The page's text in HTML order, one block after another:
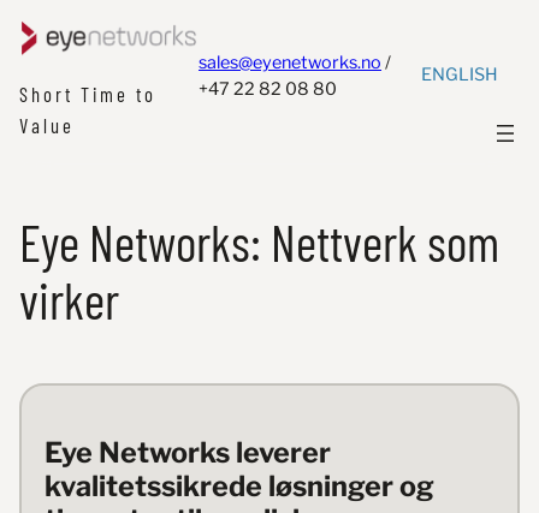
Hopp
til
innhold
Short Time to
Value
sales@eyenetworks.no /
+47 22 82 08 80
ENGLISH
Eye Networks: Nettverk som
virker
Eye Networks leverer
kvalitetssikrede løsninger og